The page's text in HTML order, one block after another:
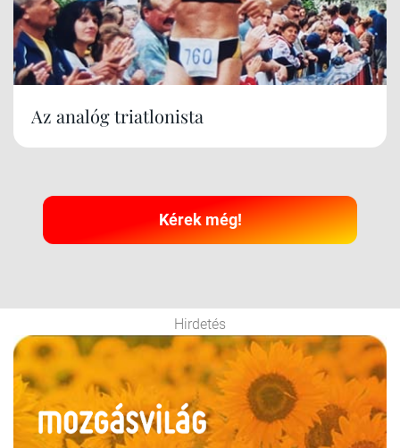
Az analóg triatlonista
Kérek még!
Hirdetés